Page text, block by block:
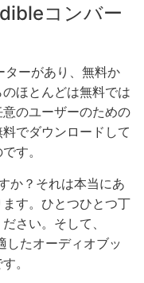
コンバー
ーがあり、無料か
ほとんどは無料では
のユーザーのための
でダウンロードして
す。
か？それは本当にあ
す。ひとつひとつ丁
さい。そして、
たオーディオブッ
。